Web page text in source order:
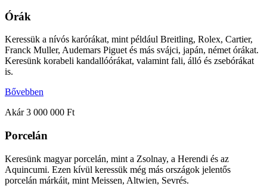
Órák
Keressük a nívós karórákat, mint például Breitling, Rolex, Cartier,
Franck Muller, Audemars Piguet és más svájci, japán, német órákat.
Keresünk korabeli kandallóórákat, valamint fali, álló és zsebórákat
is.
Bővebben
Akár 3 000 000 Ft
Porcelán
Keresünk magyar porcelán, mint a Zsolnay, a Herendi és az
Aquincumi. Ezen kívül keressük még más országok jelentős
porcelán márkáit, mint Meissen, Altwien, Sevrés.